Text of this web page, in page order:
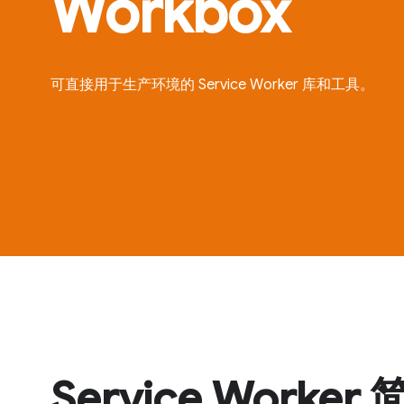
可直接用于生产环境的 Service Worker 库和工具。